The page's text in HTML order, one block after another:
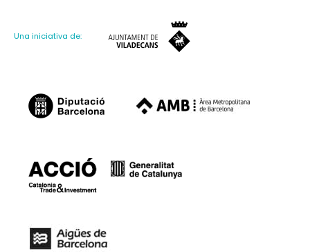
Una iniciativa de: